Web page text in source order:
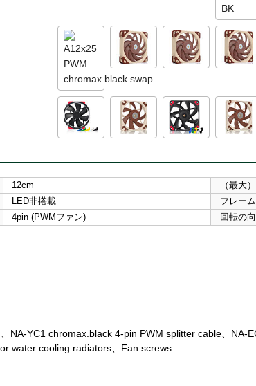
12cm （最大
LED非搭載 フレー
4pin (PWMファン) 回転の
NA-YC1 chromax.black 4-pin PWM splitter cable、
water cooling radiators、Fan screws